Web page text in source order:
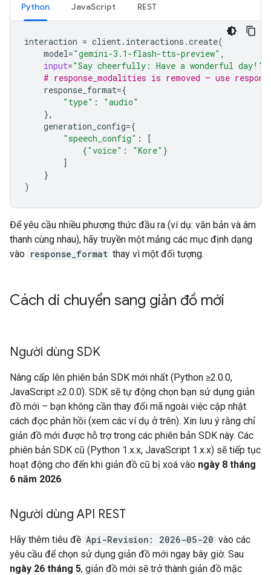
Python JavaScript REST
interaction = client. interactions .create(
model="gemini-3.1-flash-tts-preview" ,
input="Say cheerfully: Have a wonderful day!"
# response_modalities is removed — use
response_format={
"type" :
"audio"
},
generation_config={
"speech_config" :
[
{"voice" : "Kore" }
]
}
)
Để yêu cầu nhiều phương thức đầu ra (ví dụ: văn bản và âm
thanh cùng nhau), hãy truyền một mảng các mục định dạng
vào response_format thay vì một đối tượng.
Cách di chuyển sang giản đồ mới
Người dùng SDK
Nâng cấp lên phiên bản SDK mới nhất (Python ≥2.0.0,
JavaScript ≥2.0.0). SDK sẽ tự động chọn bạn sử dụng giản
đồ mới – bạn không cần thay đổi mã ngoài việc cập nhật
cách đọc phản hồi (xem các ví dụ ở trên). Xin lưu ý rằng chỉ
giản đồ mới được hỗ trợ trong các phiên bản SDK này. Các
phiên bản SDK cũ (Python 1.x.x, JavaScript 1.x.x) sẽ tiếp tục
hoạt động cho đến khi giản đồ cũ bị xoá vào ngày 8 tháng
6 năm 2026.
Người dùng API REST
Hãy thêm tiêu đề Api-Revision: 2026-05-20 vào các
yêu cầu để chọn sử dụng giản đồ mới ngay bây giờ. Sau
ngày 26 tháng 5, giản đồ mới sẽ trở thành giản đồ mặc